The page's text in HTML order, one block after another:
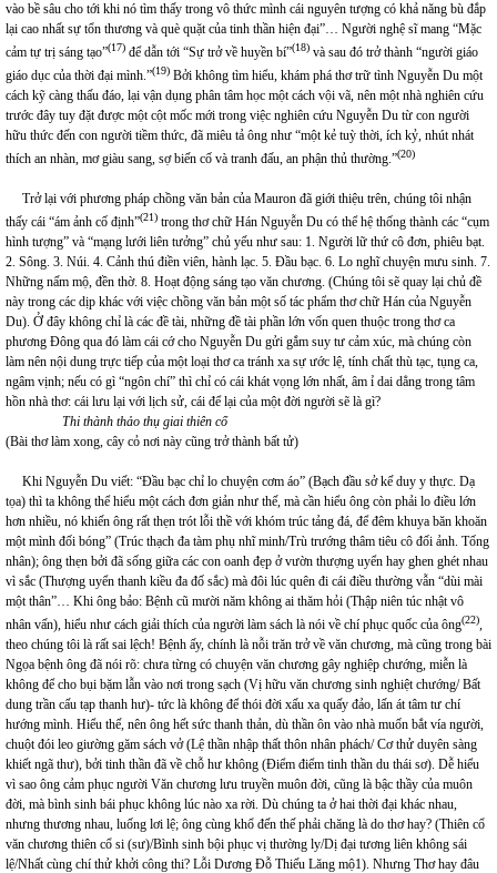
vào bề sâu cho tới khi nó tìm thấy trong vô thức mình cái nguyên tượng có khả năng bù đắp
lại cao nhất sự tổn thương và què quặt của tinh thần hiện đại”… Người nghệ sĩ mang “Mặc
cảm tự trị sáng tạo”(17) để dẫn tới “Sự trở về huyền bí”(18) và sau đó trở thành “người giáo
giáo dục của thời đại mình.”(19) Bởi không tìm hiểu, khám phá thơ trữ tình Nguyễn Du một
cách kỹ càng thấu đáo, lại vận dụng phân tâm học một cách vội vã, nên một nhà nghiên cứu
trước đây tuy đặt được một cột mốc mới trong việc nghiên cứu Nguyễn Du từ con người
hữu thức đến con người tiềm thức, đã miêu tả ông như “một kẻ tuỳ thời, ích kỷ, nhút nhát
thích an nhàn, mơ giàu sang, sợ biến cố và tranh đấu, an phận thủ thường.”(20)
Trở lại với phương pháp chồng văn bản của Mauron đã giới thiệu trên, chúng tôi nhận
thấy cái “ám ảnh cố định”(21) trong thơ chữ Hán Nguyễn Du có thể hệ thống thành các “cụm
hình tượng” và “mạng lưới liên tưởng” chủ yếu như sau: 1. Người lữ thứ cô đơn, phiêu bạt.
2. Sông. 3. Núi. 4. Cảnh thú điền viên, hành lạc. 5. Đầu bạc. 6. Lo nghĩ chuyện mưu sinh. 7.
Những nấm mộ, đền thờ. 8. Hoạt động sáng tạo văn chương. (Chúng tôi sẽ quay lại chủ đề
này trong các dịp khác với việc chồng văn bản một số tác phẩm thơ chữ Hán của Nguyễn
Du). Ở đây không chỉ là các đề tài, những đề tài phần lớn vốn quen thuộc trong thơ ca
phương Đông qua đó làm cái cớ cho Nguyễn Du gửi gắm suy tư cảm xúc, mà chúng còn
làm nên nội dung trực tiếp của một loại thơ ca tránh xa sự ước lệ, tính chất thù tạc, tụng ca,
ngâm vịnh; nếu có gì “ngôn chí” thì chỉ có cái khát vọng lớn nhất, âm ỉ dai dẳng trong tâm
hồn nhà thơ: cái lưu lại với lịch sử, cái để lại của một đời người sẽ là gì?
Thi thành thảo thụ giai thiên cổ
(Bài thơ làm xong, cây cỏ nơi này cũng trở thành bất tử)
Khi Nguyễn Du viết: “Đầu bạc chỉ lo chuyện cơm áo” (Bạch đầu sở kế duy y thực. Dạ
tọa) thì ta không thể hiểu một cách đơn giản như thế, mà cần hiểu ông còn phải lo điều lớn
hơn nhiều, nó khiến ông rất thẹn trót lỗi thề với khóm trúc tảng đá, để đêm khuya băn khoăn
một mình đối bóng” (Trúc thạch đa tàm phụ nhĩ minh/Trù trướng thâm tiêu cô đối ảnh. Tống
nhân); ông thẹn bởi đã sống giữa các con oanh đẹp ở vườn thượng uyển hay ghen ghét nhau
vì sắc (Thượng uyển thanh kiều đa đố sắc) mà đôi lúc quên đi cái điều thường vẫn “dùi mài
một thân”… Khi ông bảo: Bệnh cũ mười năm không ai thăm hỏi (Thập niên túc nhật vô
nhân vấn), hiểu như cách giải thích của người làm sách là nói về chí phục quốc của ông(22),
theo chúng tôi là rất sai lệch! Bệnh ấy, chính là nỗi trăn trở về văn chương, mà cũng trong bài
Ngọa bệnh ông đã nói rõ: chưa từng có chuyện văn chương gây nghiệp chướng, miễn là
không để cho bụi bặm lẫn vào nơi trong sạch (Vị hữu văn chương sinh nghiệt chướng/ Bất
dung trần cấu tạp thanh hư)- tức là không để thói đời xấu xa quấy đảo, lấn át tâm tư chí
hướng mình. Hiểu thế, nên ông hết sức thanh thản, dù thần ôn vào nhà muốn bắt vía người,
chuột đói leo giường găm sách vở (Lệ thần nhập thất thôn nhân phách/ Cơ thử duyên sàng
khiết ngã thư), bởi tinh thần đã về chỗ hư không (Điểm điểm tinh thần du thái sơ). Dễ hiểu
vì sao ông cảm phục người Văn chương lưu truyền muôn đời, cũng là bậc thầy của muôn
đời, mà bình sinh bái phục không lúc nào xa rời. Dù chúng ta ở hai thời đại khác nhau,
nhưng thương nhau, luống lơi lệ; ông cùng khổ đến thế phải chăng là do thơ hay? (Thiên cổ
văn chương thiên cổ si (sư)/Bình sinh bội phục vị thường ly/Dị đại tương liên không sái
lệ/Nhất cùng chí thử khởi công thi? Lỗi Dương Đỗ Thiếu Lăng mộ1). Nhưng Thơ hay đâu